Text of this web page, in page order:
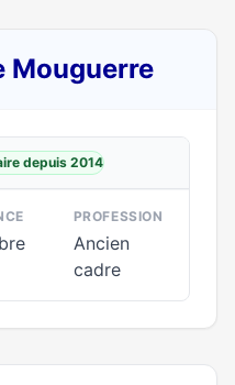
Mouguerre
depuis 2014
PROFESSION
Ancien
cadre